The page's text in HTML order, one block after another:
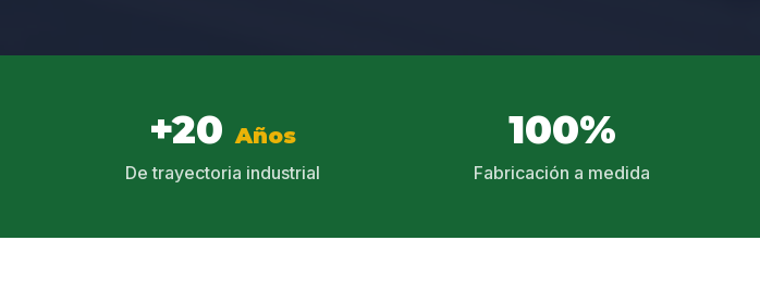
+20 Años
De trayectoria industrial
100%
Fabricación a medida